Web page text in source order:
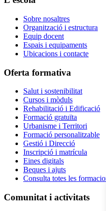
Sobre nosaltres
Organització i estructura
Equip docent
Espais i equipaments
Ubicacions i contacte
Oferta formativa
Salut i sostenibilitat
Cursos i mòduls
Rehabilitació i Edificació
Formació gratuïta
Urbanisme i Territori
Formació personalitzable
Gestió i Direcció
Inscripció i matrícula
Eines digitals
Beques i ajuts
Consulta totes les
Comunitat i activitats